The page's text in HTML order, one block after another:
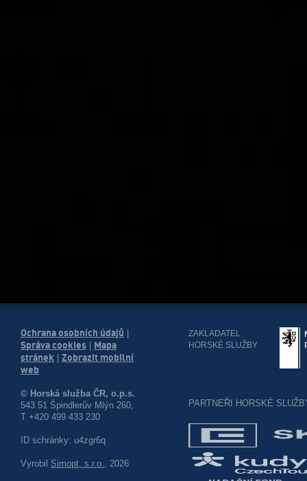
Ochrana osobních údajů
Správa cookies
Mapa
stránek
Zobrazit mobilní
web
© Horská služba ČR, o.p.s.
543 51 Špindlerův Mlýn 260,
T +420 499 433 230
ID schránky: u4zgr6q
Vyrobil Simopt, s.r.o., 2026
ZAKLADATEL
HORSKÉ SLUŽBY
PARTNEŘI HORSKÉ